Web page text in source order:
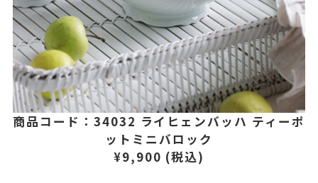
商品コード：34032 ライヒェンバッハ ティーポ
ットミニバロック
¥9,900 (税込)